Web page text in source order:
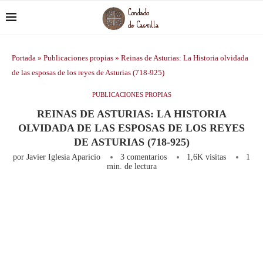
Portada » Publicaciones propias » Reinas de Asturias: La Historia olvidada
de las esposas de los reyes de Asturias (718-925)
PUBLICACIONES PROPIAS
REINAS DE ASTURIAS: LA HISTORIA
OLVIDADA DE LAS ESPOSAS DE LOS REYES
DE ASTURIAS (718-925)
por Javier Iglesia Aparicio 3 comentarios 1,6K visitas
1
min. de lectura